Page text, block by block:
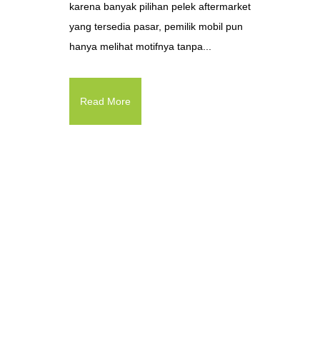
karena banyak pilihan pelek aftermarket
yang tersedia pasar, pemilik mobil pun
hanya melihat motifnya tanpa...
Read More